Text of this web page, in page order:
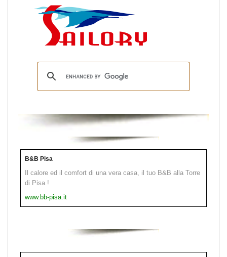
B&B Pisa
Il calore ed il comfort di una vera casa, il tuo B&B alla Torre
di Pisa !
www.bb-pisa.it